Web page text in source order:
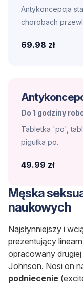
Antykoncepcja
chorobach
69.98 zł
Do 1 godziny
Tabletka 'po',
pigułka po.
49.99 zł
Męska
naukowych
Najsłynniejszy i
prezentujący
opracowany
Johnson. Nosi on
podniecenie